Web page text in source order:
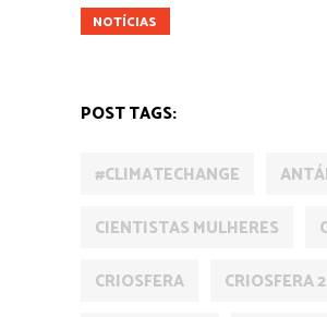
NOTÍCIAS
POST TAGS:
#CLIMATECHANGE
CIENTISTAS MULHERES
CRIOSFERA
CRIOSFERA 2